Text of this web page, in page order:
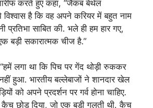
करते हुए कहा, “जैकब बेथेल
है कि वह अपने करियर में बहुत नाम
प्रतिभा साबित की. भले ही हम हार गए,
बड़ी सकारात्मक चीज है.”
लगा था कि पिच पर गेंद थोड़ी रुककर
हुआ. भारतीय बल्लेबाजों ने शानदार खेल
को अपने प्रदर्शन पर गर्व होना चाहिए.
छोड़ दिया, जो एक बड़ी गलती थी. कैच